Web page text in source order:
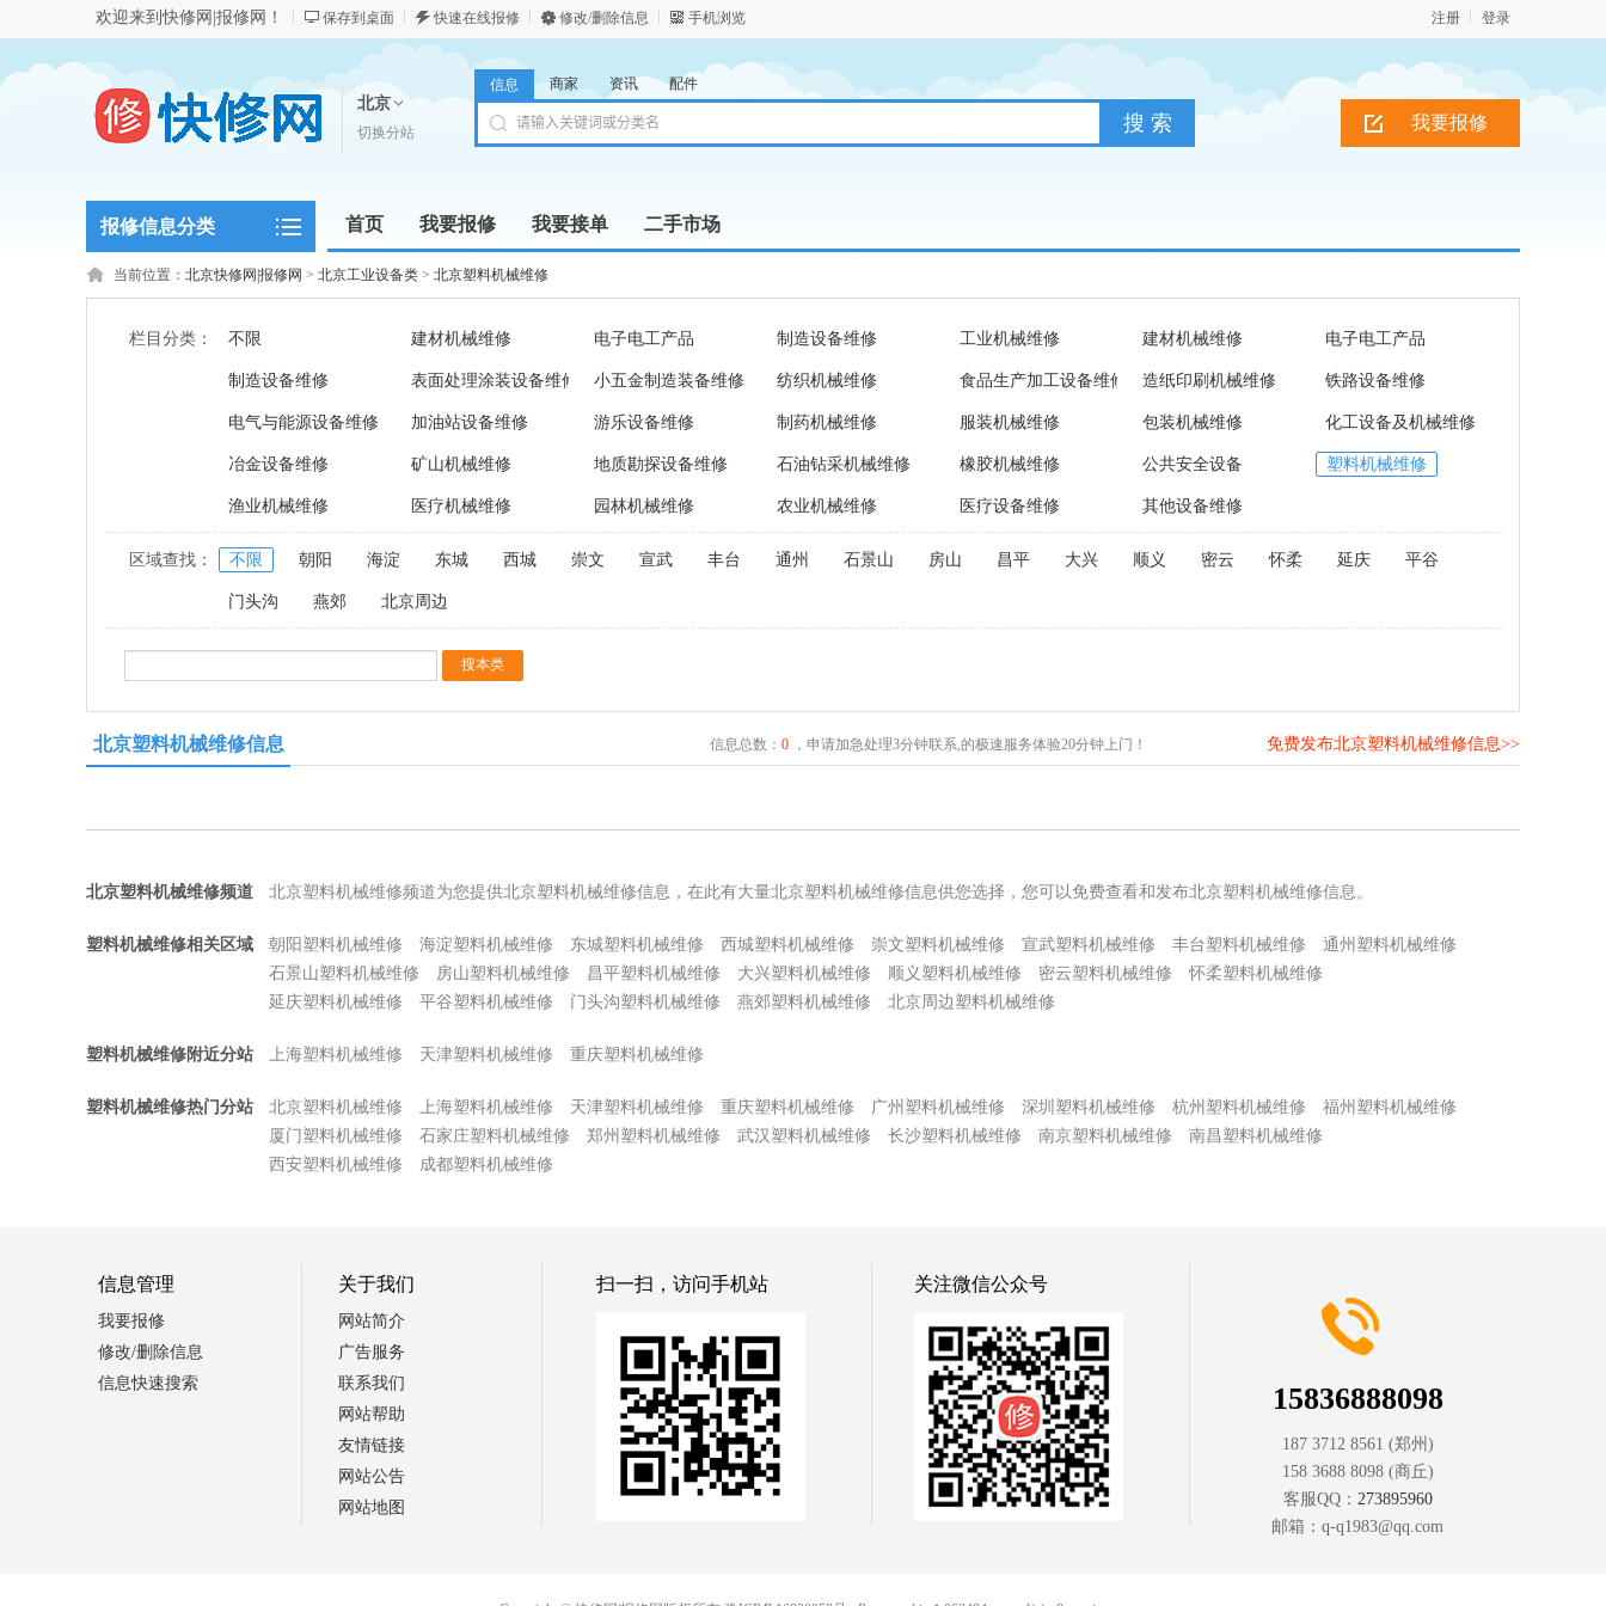
欢迎来到快修网|报修网！ 保存到桌面 快速在线报修 修改/删除信息 手机浏览 登录
注册
北京
切换分站 我要报修
信息 商家 资讯 配件
报修信息分类 首页 我要报修 我要接单 二手市场
当前位置： 北京快修网|报修网 > 北京工业设备类 > 北京塑料机械维修
栏目分类： 不限 建材机械维修 电子电工产品 制造设备维修 工业机械维修 建材机械维修 电子电工产品
制造设备维修 表面处理涂装设备维修 小五金制造装备维修 纺织机械维修 食品生产加工设备维修 造纸印刷机械维修 铁路设备维修
电气与能源设备维修 加油站设备维修 游乐设备维修 制药机械维修 服装机械维修 包装机械维修 化工设备及机械维修
冶金设备维修 矿山机械维修 地质勘探设备维修 石油钻采机械维修 橡胶机械维修 公共安全设备 塑料机械维修
渔业机械维修 医疗机械维修 园林机械维修 农业机械维修 医疗设备维修 其他设备维修
区域查找： 不限 朝阳 海淀 东城 西城 崇文 宣武 丰台 通州 石景山 房山 昌平 大兴 顺义 密云 怀柔 延庆 平谷
门头沟 燕郊 北京周边
北京塑料机械维修信息 信息总数： 0 ，申请加急处理3分钟联系,的极速服务体验20分钟上门！ 免费发布北京塑料机械维修信息>>
北京塑料机械维修频道 北京塑料机械维修频道为您提供北京塑料机械维修信息，在此有大量北京塑料机械维修信息供您选择，您可以免费查看和发布北京塑料机械维修信息。
塑料机械维修相关区域 朝阳塑料机械维修 海淀塑料机械维修 东城塑料机械维修 西城塑料机械维修 崇文塑料机械维修 宣武塑料机械维修 丰台塑料机械维修
通州塑料机械维修
石景山塑料机械维修
房山塑料机械维修 昌平塑料机械维修 大兴塑料机械维修 顺义塑料机械维修 密云塑料机械维修
怀柔塑料机械维修
延庆塑料机械维修
平谷塑料机械维修 门头沟塑料机械维修 燕郊塑料机械维修 北京周边塑料机械维修
塑料机械维修附近分站 上海塑料机械维修 天津塑料机械维修 重庆塑料机械维修
塑料机械维修热门分站 北京塑料机械维修 上海塑料机械维修 天津塑料机械维修 重庆塑料机械维修 广州塑料机械维修 深圳塑料机械维修 杭州塑料机械维修
福州塑料机械维修
厦门塑料机械维修
石家庄塑料机械维修 郑州塑料机械维修 武汉塑料机械维修 长沙塑料机械维修 南京塑料机械维修
南昌塑料机械维修
西安塑料机械维修
成都塑料机械维修
信息管理
我要报修
修改/删除信息
信息快速搜索
关于我们
网站简介
广告服务
联系我们
网站帮助
友情链接
网站公告
网站地图
扫一扫，访问手机站 关注微信公众号
15836888098
187 3712 8561 (郑州)
158 3688 8098(商丘)
客服QQ： 273895960
邮箱： q-q1983@qq.com